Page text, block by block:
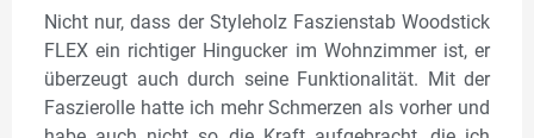
Nicht nur, dass der Styleholz Faszienstab Woodstick
FLEX ein richtiger Hingucker im Wohnzimmer ist, er
überzeugt auch durch seine Funktionalität. Mit der
Faszierolle hatte ich mehr Schmerzen als vorher und